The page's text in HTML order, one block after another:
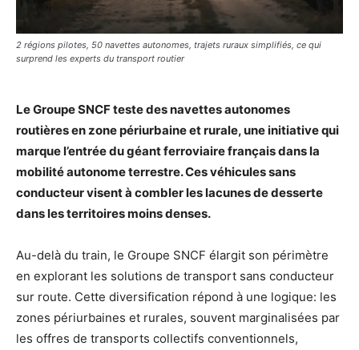
2 régions pilotes, 50 navettes autonomes, trajets ruraux simplifiés, ce qui
surprend les experts du transport routier
Le Groupe SNCF teste des navettes autonomes
routières en zone périurbaine et rurale, une initiative qui
marque l’entrée du géant ferroviaire français dans la
mobilité autonome terrestre. Ces véhicules sans
conducteur visent à combler les lacunes de desserte
dans les territoires moins denses.
Au-delà du train, le Groupe SNCF élargit son périmètre
en explorant les solutions de transport sans conducteur
sur route. Cette diversification répond à une logique: les
zones périurbaines et rurales, souvent marginalisées par
les offres de transports collectifs conventionnels,